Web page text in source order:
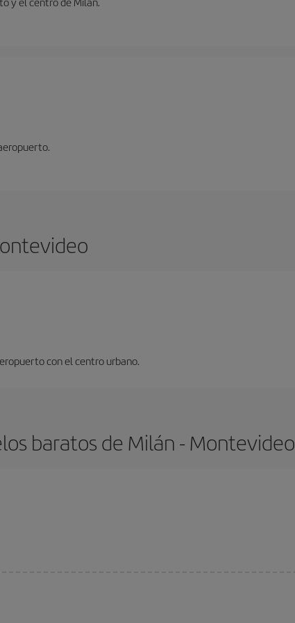
con el centro urbano.
baratos de Milán - Montevideo